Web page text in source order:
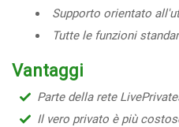
Supporto orientato
Tutte le funzioni
Vantaggi
Parte della rete
Il vero privato è più